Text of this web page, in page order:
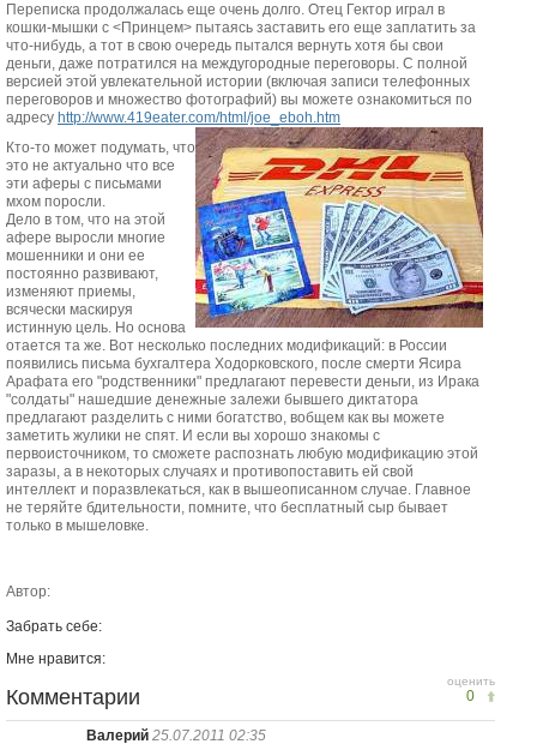
Переписка продолжалась еще очень долго. Отец Гектор играл в
кошки-мышки с <Принцем> пытаясь заставить его еще заплатить за
что-нибудь, а тот в свою очередь пытался вернуть хотя бы свои
деньги, даже потратился на междугородные переговоры. С полной
версией этой увлекательной истории (включая записи телефонных
переговоров и множество фотографий) вы можете ознакомиться по
адресу http://www.419eater.com/html/joe_eboh.htm
Кто-то может подумать, что
это не актуально что все
эти аферы с письмами
мхом поросли.
Дело в том, что на этой
афере выросли многие
мошенники и они ее
постоянно развивают,
изменяют приемы,
всячески маскируя
истинную цель. Но основа
отается та же. Вот несколько последних модификаций: в России
появились письма бухгалтера Ходорковского, после смерти Ясира
Арафата его "родственники" предлагают перевести деньги, из Ирака
"солдаты" нашедшие денежные залежи бывшего диктатора
предлагают разделить с ними богатство, вобщем как вы можете
заметить жулики не спят. И если вы хорошо знакомы с
первоисточником, то сможете распознать любую модификацию этой
заразы, а в некоторых случаях и противопоставить ей свой
интеллект и поразвлекаться, как в вышеописанном случае. Главное
не теряйте бдительности, помните, что бесплатный сыр бывает
только в мышеловке.
Автор:
Забрать себе:
Мне нравится:
оценить
0
Комментарии
Валерий 25.07.2011 02:35